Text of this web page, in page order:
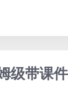
级带课